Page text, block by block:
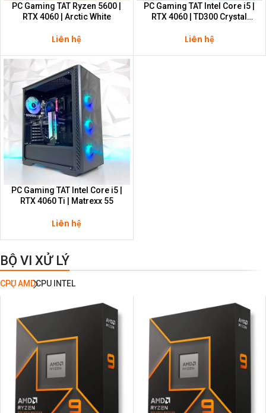
PC Gaming TAT Ryzen 5600 |
RTX 4060 | Arctic White
Liên hệ
PC Gaming TAT Intel Core i5 |
RTX 4060 | TD300 Crystal
Liên hệ
PC Gaming TAT Intel Core i5 |
RTX 4060 Ti | Matrexx 55
Liên hệ
BỘ VI XỬ LÝ
CPU AMDCPU INTEL